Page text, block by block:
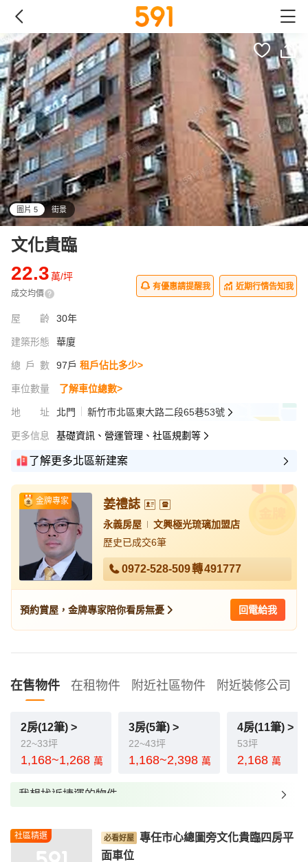
圖片 5 街景
文化貴臨
22.3萬/坪
成交均價
有優惠請提醒我 近期行情告知我
屋齡 30年
建築形態 華廈
總戶數 97戶 租戶佔比多少>
車位數量 了解車位總數>
地址 北門 新竹市北區東大路二段65巷53號
更多信息 基礎資訊、營運管理、社區規劃等
了解更多北區新建案
金牌專家 姜禮誌
永義房屋
文興極光琉璃加盟店
歷史已成交6筆
0972-528-509轉491777
預約賞屋，金牌專家陪你看房無憂 回電給我
在售物件 在租物件 附近社區物件 附近裝修公司
2房(12筆) >
22~33坪
1,168~1,268 萬
3房(5筆) >
22~43坪
1,168~2,398萬
4房(11筆) >
53坪
2,168 萬
我想找近捷運的物件
我想找配備瓦斯爐的物件
社區精選
專任市心總圖旁文化貴臨四房平
面車位